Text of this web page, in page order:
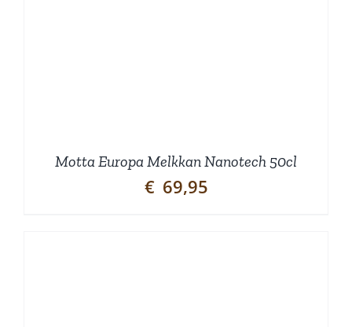
Motta Europa Melkkan Nanotech 50cl
€ 69,95